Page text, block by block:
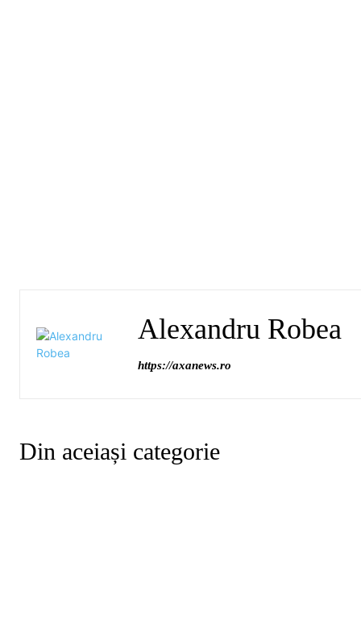
Alexandru Robea
https://axanews.ro
Din aceiași categorie